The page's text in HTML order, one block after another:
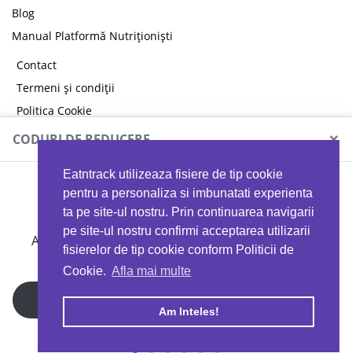
Eatntrack utilizeaza fisiere de tip cookie
pentru a personaliza si imbunatati experienta
ta pe site-ul nostru. Prin continuarea navigarii
pe site-ul nostru confirmi acceptarea utilizarii
fisierelor de tip cookie conform Politicii de
Cookie. Afla mai multe
Am Inteles!
Blog
Manual Platformă Nutriționiști
Contact
Termeni și condiții
Politica Cookie
Politica de confidențialitate
Copyright © 2026 EAT & TRACK S.R.L
CODURI DE REDUCERE ×
MYPROTEIN
Ai 40%reducere la orice comandă folosind codul
EATTRACK
Profită acum